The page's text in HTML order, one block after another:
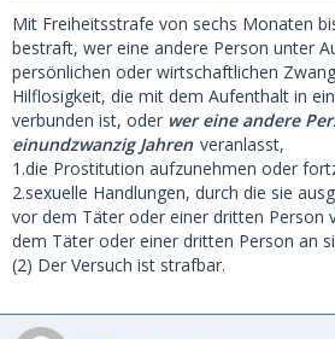
Mit Freiheitsstrafe von sechs Monaten
bestraft, wer eine andere Person unter
persönlichen oder wirtschaftlichen
Hilflosigkeit, die mit dem Aufenthalt in
verbunden ist, oder wer eine andere
einundzwanzig Jahren veranlasst,
1.die Prostitution aufzunehmen oder
2.sexuelle Handlungen, durch die sie
vor dem Täter oder einer dritten Person
dem Täter oder einer dritten Person an
(2) Der Versuch ist strafbar.